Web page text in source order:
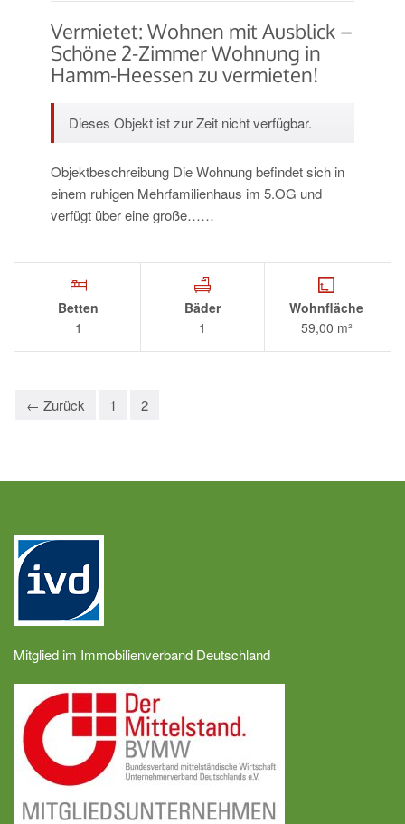
Vermietet: Wohnen mit Ausblick –
Schöne 2-Zimmer Wohnung in
Hamm-Heessen zu vermieten!
Dieses Objekt ist zur Zeit nicht verfügbar.
Objektbeschreibung Die Wohnung befindet sich in
einem ruhigen Mehrfamilienhaus im 5.OG und
verfügt über eine große……
Betten
1
Bäder
1
Wohnfläche
59,00 m²
← Zurück 1 2
Mitglied im Immobilienverband Deutschland